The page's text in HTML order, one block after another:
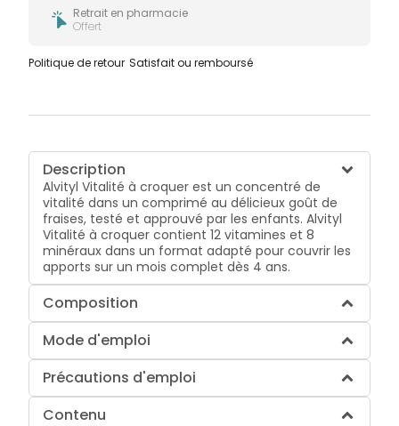
Retrait en pharmacie
Offert
Politique de retour Satisfait ou remboursé
Description
Alvityl Vitalité à croquer est un concentré de
vitalité dans un comprimé au délicieux goût de
fraises, testé et approuvé par les enfants. Alvityl
Vitalité à croquer contient 12 vitamines et 8
minéraux dans un format adapté pour couvrir les
apports sur un mois complet dès 4 ans.
Composition
Mode d'emploi
Précautions d'emploi
Contenu